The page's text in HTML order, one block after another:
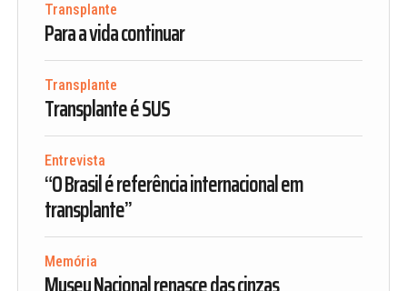
Transplante
Para a vida continuar
Transplante
Transplante é SUS
Entrevista
“O Brasil é referência internacional em
transplante”
Memória